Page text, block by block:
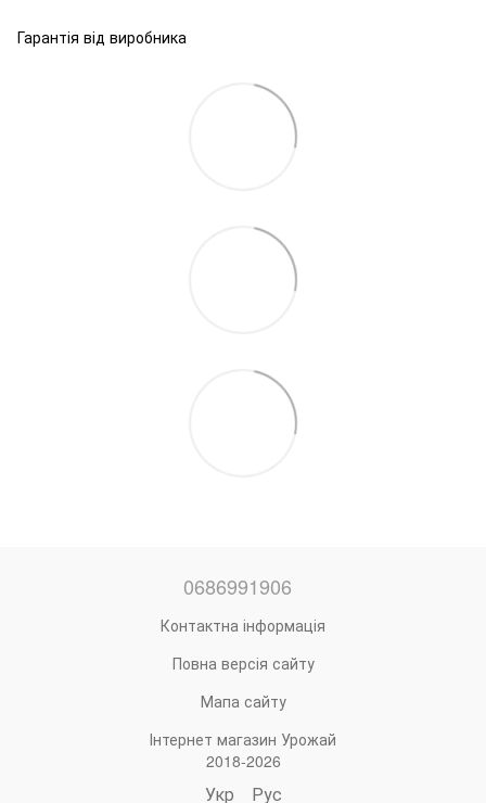
Гарантія від виробника
0686991906
Контактна інформація
Повна версія сайту
Мапа сайту
Інтернет магазин Урожай
2018-2026
Укр Рус